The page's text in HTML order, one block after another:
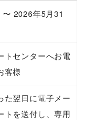
2026年5月31
トセンターへお電
客様
た翌日に電子メー
トを送付し、専用